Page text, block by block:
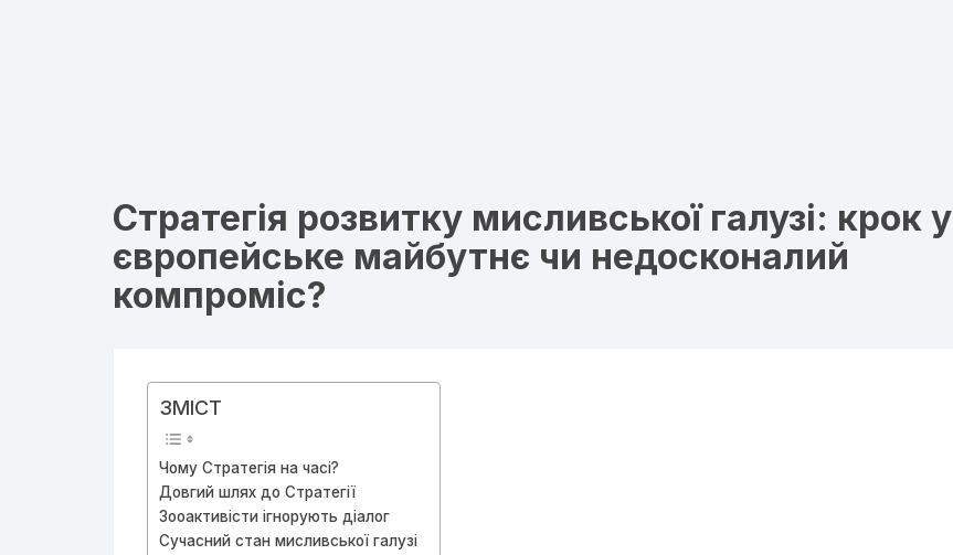
Стратегія розвитку мисливської галузі: крок у
європейське майбутнє чи недосконалий
компроміс?
ЗМІСТ
Чому Стратегія на часі?
Довгий шлях до Стратегії
Зооактивісти ігнорують діалог
Сучасний стан мисливської галузі